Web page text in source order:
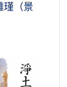
瑾（景